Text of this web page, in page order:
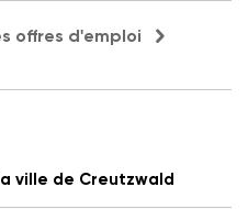
offres d'emploi
ville de Creutzwald